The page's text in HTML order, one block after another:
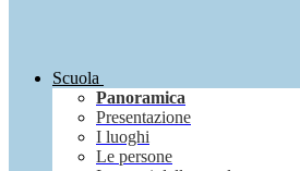
Scuola
Panoramica
Presentazione
I luoghi
Le persone